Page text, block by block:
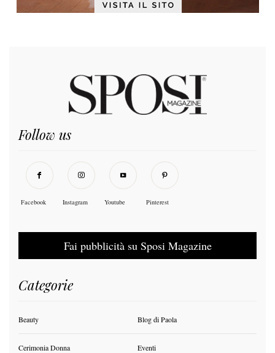
Follow us
Facebook Instagram Youtube Pinterest
Fai pubblicità su Sposi Magazine
Categorie
Beauty Blog di Paola
Cerimonia Donna Eventi